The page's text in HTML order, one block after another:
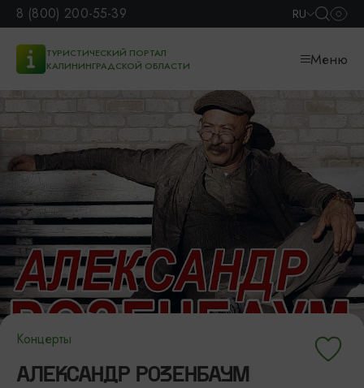
8 (800) 200-55-39 RU
ТУРИСТИЧЕСКИЙ ПОРТАЛ
КАЛИНИНГРАДСКОЙ ОБЛАСТИ
Меню
Концерты
АЛЕКСАНДР РОЗЕНБАУМ